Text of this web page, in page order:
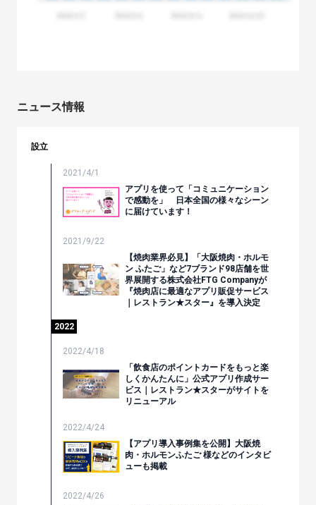
ニュース情報
設立
2021/4/1
アプリを使って「コミュニケーション
で感動を」 日本全国の様々なシーン
に届けています！
2021/9/22
【焼肉業界必見】「大阪焼肉・ホルモ
ン ふたご」など7ブランド98店舗を世
界展開する株式会社FTG Companyが
『焼肉店に最適なアプリ販促サービス
｜レストラン★スター』を導入決定
2022
2022/4/18
「飲食店のポイントカードをもっと楽
しくかんたんに」公式アプリ作成サー
ビス｜レストラン★スターがサイトを
リニューアル
2022/4/24
【アプリ導入事例集を公開】大阪焼
肉・ホルモンふたご 様などのインタビ
ューも掲載
2022/4/26